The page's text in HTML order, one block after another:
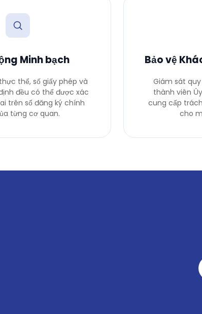
Minh bạch
thể, số giấy phép và
đều có thể được xác
trên sổ đăng ký chính
từng cơ quan.
Bảo vệ
Giám sát
thành viên
cung cấp
cho